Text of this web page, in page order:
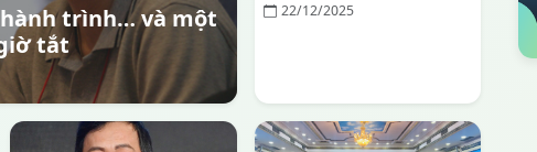
trình… và một
tắt
22/12/2025